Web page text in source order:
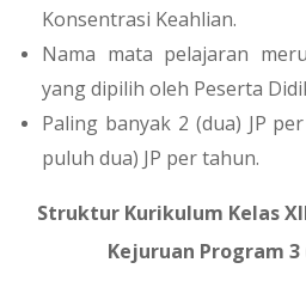
Konsentrasi Keahlian.
Nama mata pelajaran
yang dipilih oleh Peserta
Paling banyak 2 (dua) JP
puluh dua) JP per tahun.
Struktur Kurikulum Kelas
Kejuruan Program